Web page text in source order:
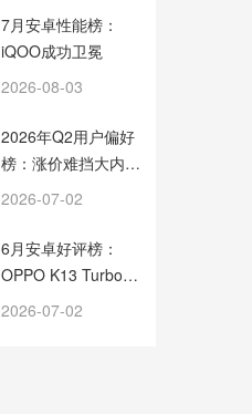
7月安卓性能榜：
iQOO成功卫冕
2026-08-03
2026年Q2用户偏好
榜：涨价难挡大内存
趋势
2026-07-02
6月安卓好评榜：
OPPO K13 Turbo
5G拿下榜首
2026-07-02